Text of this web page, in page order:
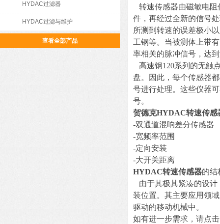
HYDAC过滤器
HYDAC过滤与维护
查看全部产品
转速传感器由磁敏电阻
件，再经过全新的信号
所测到转速的误差极小
工钢等。当被测体上带
率相关的脉冲信号，达
高速钢120系列的无触
盘。因此，每个传感器
号进行处理。这些仪器
号。
贺德克HYDAC转速传感
-双通道混响差分传感器
-宽频率范围
-定向安装
-大开关距离
HYDAC转速传感器的结
由于其极其紧凑的设计
装位置。其主要应用领
驱动的移动机械中。
如有进一步需求，请点